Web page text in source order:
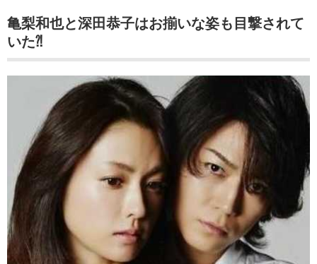
亀梨和也と深田恭子はお揃いな姿も目撃されて
いた⁈